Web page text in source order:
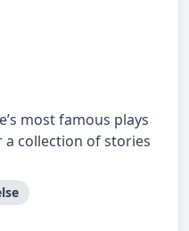
most famous plays
collection of stories